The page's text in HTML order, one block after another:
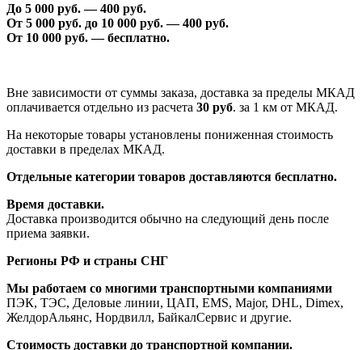
До 5 000 руб. —400 руб.
От 5 000 руб. до 10 000 руб. —400 руб.
От 10 000 руб. — бесплатно.
Вне зависимости от суммы заказа, доставка за пределы МКАД
оплачивается отдельно из расчета 30 руб. за 1 км от МКАД.
На некоторые товары установлены пониженная стоимость
доставки в пределах МКАД.
Отдельные категории товаров доставляются бесплатно.
Время доставки.
Доставка производится обычно на следующий день после
приема заявки.
Регионы РФ и страны СНГ
Мы работаем со многими транспортными компаниями
ПЭК, ТЭС, Деловые линии, ЦАП, EMS, Major, DHL, Dimex,
ЖелдорАльянс, Нордвилл, БайкалСервис и другие.
Стоимость доставки до транспортной компании.